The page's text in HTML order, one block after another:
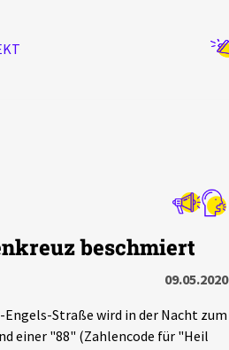
beschmiert
09.05.2020
Engels-Straße wird in der Nacht zum
einer "88" (Zahlencode für "Heil
Statistik